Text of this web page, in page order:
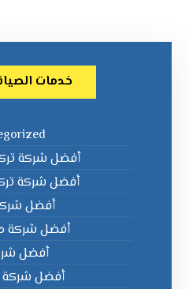
خدمات
أفضل شركة
أفضل شركة
أفضل
أفضل شركة
أفضل
أفضل شركة